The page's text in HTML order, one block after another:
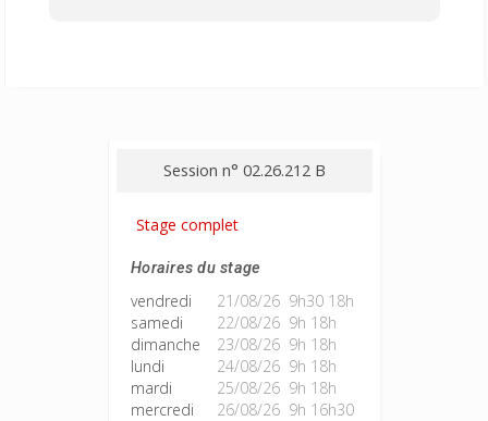
Session n° 02.26.212 B
Stage complet
Horaires du stage
vendredi
21/08/26 9h30 18h
samedi
22/08/26 9h 18h
dimanche
23/08/26 9h 18h
lundi
24/08/26 9h 18h
mardi
25/08/26 9h 18h
mercredi
26/08/26 9h 16h30